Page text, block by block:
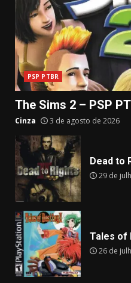
PSP PTBR
The Sims 2 – PSP
Cinza 3 de agosto de 2026
Dead to
29 de
Tales of
26 de